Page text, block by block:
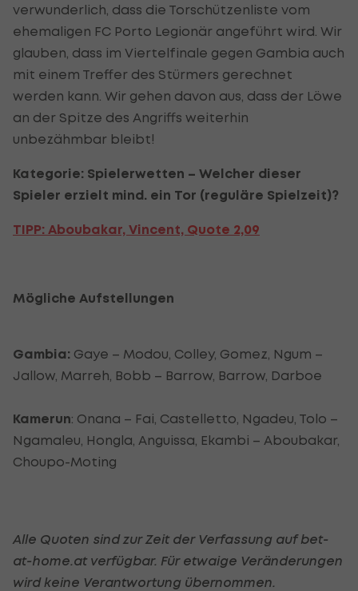
verwunderlich, dass die Torschützenliste vom
ehemaligen FC Porto Legionär angeführt wird. Wir
glauben, dass im Viertelfinale gegen Gambia auch
mit einem Treffer des Stürmers gerechnet
werden kann. Wir gehen davon aus, dass der Löwe
an der Spitze des Angriffs weiterhin
unbezähmbar bleibt!
Kategorie: Spielerwetten – Welcher dieser
Spieler erzielt mind. ein Tor (reguläre Spielzeit)?
TIPP: Aboubakar, Vincent, Quote 2,09
Mögliche Aufstellungen
Gambia: Gaye – Modou, Colley, Gomez, Ngum –
Jallow, Marreh, Bobb – Barrow, Barrow, Darboe
Kamerun: Onana – Fai, Castelletto, Ngadeu, Tolo –
Ngamaleu, Hongla, Anguissa, Ekambi – Aboubakar,
Choupo-Moting
Alle Quoten sind zur Zeit der Verfassung auf bet-
at-home.at verfügbar. Für etwaige Veränderungen
wird keine Verantwortung übernommen.